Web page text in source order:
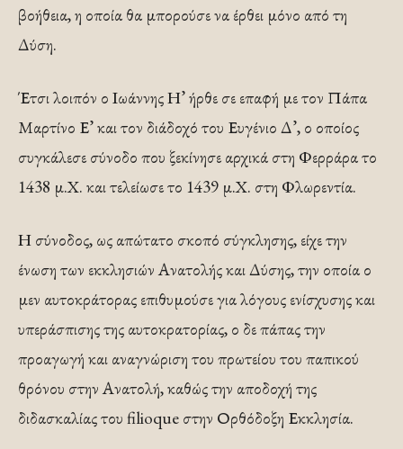
βοήθεια, η οποία θα μπορούσε να έρθει μόνο από τη
Δύση.
Έτσι λοιπόν ο Ιωάννης Η’ ήρθε σε επαφή με τον Πάπα
Μαρτίνο Ε’ και τον διάδοχό του Ευγένιο Δ’, ο οποίος
συγκάλεσε σύνοδο που ξεκίνησε αρχικά στη Φερράρα το
1438 μ.Χ. και τελείωσε το 1439 μ.Χ. στη Φλωρεντία.
Η σύνοδος, ως απώτατο σκοπό σύγκλησης, είχε την
ένωση των εκκλησιών Ανατολής και Δύσης, την οποία ο
μεν αυτοκράτορας επιθυμούσε για λόγους ενίσχυσης και
υπεράσπισης της αυτοκρατορίας, ο δε πάπας την
προαγωγή και αναγνώριση του πρωτείου του παπικού
θρόνου στην Ανατολή, καθώς την αποδοχή της
διδασκαλίας του filioque στην Ορθόδοξη Εκκλησία.